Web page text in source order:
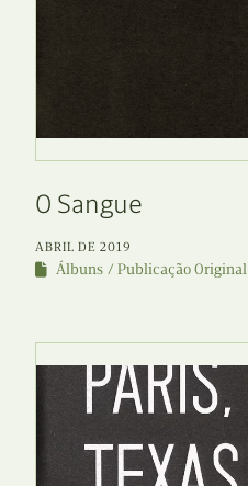
O Sangue
ABRIL DE 2019
Álbuns Publicação Original